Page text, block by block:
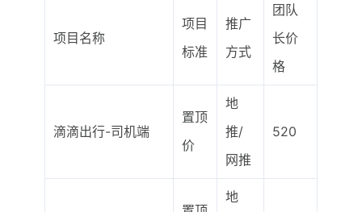
项目名称
项目
标准
推广
方式
团队
长价
格
滴滴出行-司机端
置顶
价
地
推/
网推
520
地